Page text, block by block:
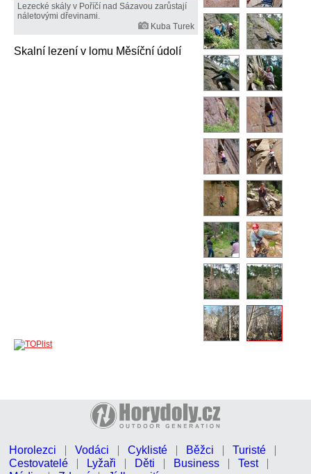
Lezecké skály v Poříčí nad Sázavou zarůstají
náletovými dřevinami.
Kuba Turek
Skalní lezení v lomu Měsíční údolí
Horolezci Vodáci Cyklisté Běžci
Turisté
Cestovatelé
Lyžaři Děti Business
Test